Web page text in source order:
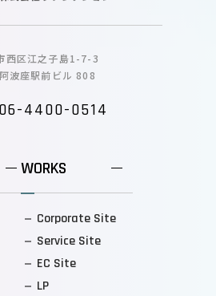
西区江之子島1-7-3
波座駅前ビル 808
4400-0514
WORKS
Corporate Site
Service Site
EC Site
LP